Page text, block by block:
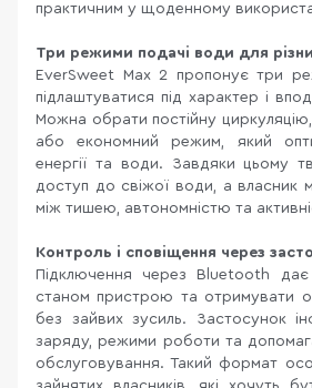
практичним у щоденному
Три режими подачі води для
EverSweet Max 2 пропонує три
підлаштуватися під характер і
Можна обрати постійну
або економний режим, який
енергії та води. Завдяки цьому
доступ до свіжої води, а власник
між тишею, автономністю та
Контроль і сповіщення через
Підключення через Bluetooth
станом пристрою та отримувати
без зайвих зусиль. Застосунок
заряду, режими роботи та
обслуговування. Такий формат